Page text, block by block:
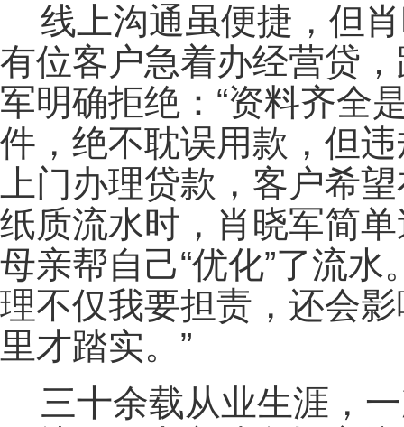
线上沟通虽便捷，但
有位客户急着办经营贷
军明确拒绝：“资料齐全
件，绝不耽误用款，但
上门办理贷款，客户希
纸质流水时，肖晓军简
母亲帮自己“优化”了流
理不仅我要担责，还会
里才踏实。”
三十余载从业生涯，